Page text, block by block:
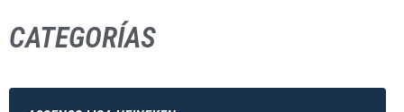
CATEGORÍAS